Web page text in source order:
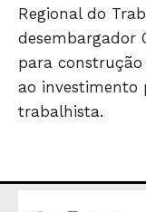
POLÍCIA
Regional do
desembargador
para construção
ao investimento
trabalhista.